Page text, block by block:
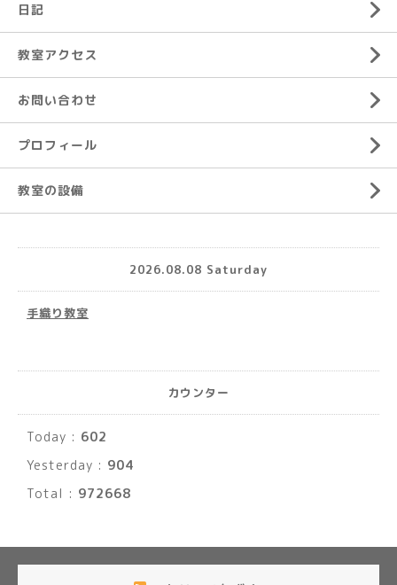
日記
教室アクセス
お問い合わせ
プロフィール
教室の設備
2026.08.08 Saturday
手織り教室
カウンター
Today : 602
Yesterday : 904
Total : 972668